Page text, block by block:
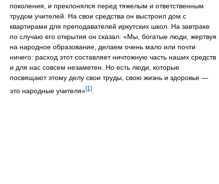
поколения, и преклонялся перед тяжелым и ответственным
трудом учителей. На свои средства он выстроил дом с
квартирами для преподавателей иркутских школ. На завтраке
по случаю его открытия он сказал: «Мы, богатые люди, жертвуя
на народное образование, делаем очень мало или почти
ничего: расход этот составляет ничтожную часть наших средств
и для нас совсем незаметен. Но есть люди, которые
посвящают этому делу свои труды, свою жизнь и здоровье —
это народные учителя»[1]